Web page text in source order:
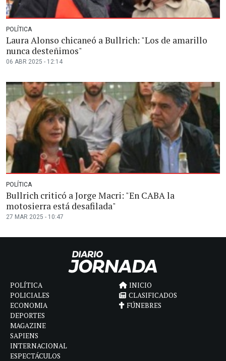
POLÍTICA
Laura Alonso chicaneó a Bullrich: "Los de amarillo
nunca desteñimos"
06 ABR 2025 - 12:14
POLÍTICA
Bullrich criticó a Jorge Macri: "En CABA la
motosierra está desafilada"
27 MAR 2025 - 10:47
POLÍTICA
POLICIALES
ECONOMIA
DEPORTES
MAGAZINE
SAPIENS
INTERNACIONAL
ESPECTÁCULOS
INICIO
CLASIFICADOS
FÚNEBRES